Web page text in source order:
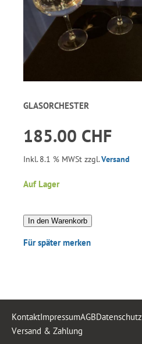
GLASORCHESTER
185.00 CHF
Inkl. 8.1 % MWSt zzgl.Versand
Auf Lager
In den Warenkorb
Für später merken
KontaktImpressumAGBDatenschutz
Versand & Zahlung